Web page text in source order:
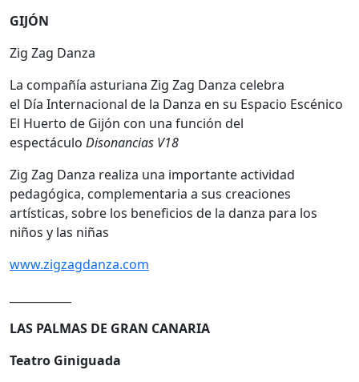
GIJÓN
Zig Zag Danza
La compañía asturiana Zig Zag Danza celebra
el Día Internacional de la Danza en su Espacio Escénico
El Huerto de Gijón con una función del
espectáculo Disonancias V18
Zig Zag Danza realiza una importante actividad
pedagógica, complementaria a sus creaciones
artísticas, sobre los beneficios de la danza para los
niños y las niñas
www.zigzagdanza.com
LAS PALMAS DE GRAN CANARIA
Teatro Giniguada